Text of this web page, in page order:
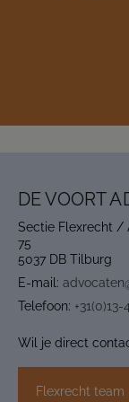
DE VOORT
Sectie Flexrecht /
75
5037 DB Tilburg
E-mail:
Telefoon:
Wil je direct
Flexrecht team
From now